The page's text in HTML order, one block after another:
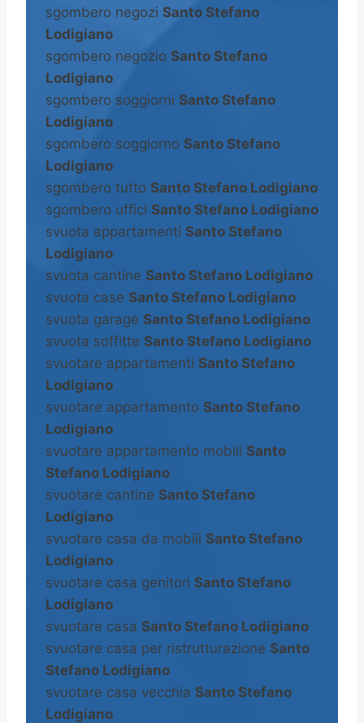
sgombero negozi Santo Stefano
Lodigiano
sgombero negozio Santo Stefano
Lodigiano
sgombero soggiorni Santo Stefano
Lodigiano
sgombero soggiorno Santo Stefano
Lodigiano
sgombero tutto Santo Stefano Lodigiano
sgombero uffici Santo Stefano Lodigiano
svuota appartamenti Santo Stefano
Lodigiano
svuota cantine Santo Stefano Lodigiano
svuota case Santo Stefano Lodigiano
svuota garage Santo Stefano Lodigiano
svuota soffitte Santo Stefano Lodigiano
svuotare appartamenti Santo Stefano
Lodigiano
svuotare appartamento Santo Stefano
Lodigiano
svuotare appartamento mobili Santo
Stefano Lodigiano
svuotare cantine Santo Stefano
Lodigiano
svuotare casa da mobili Santo Stefano
Lodigiano
svuotare casa genitori Santo Stefano
Lodigiano
svuotare casa Santo Stefano Lodigiano
svuotare casa per ristrutturazione Santo
Stefano Lodigiano
svuotare casa vecchia Santo Stefano
Lodigiano